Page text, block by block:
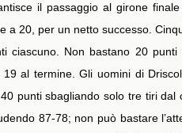
il passaggio al girone
a 20, per un netto successo.
ciascuno. Non bastano 20
al termine. Gli uomini di
punti sbagliando solo tre tiri dal
87-78; non può bastare